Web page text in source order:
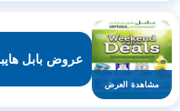
مشاهدة العرض
عروض بابل هايبر